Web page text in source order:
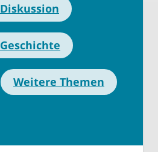
Diskussion
Geschichte
Weitere Themen